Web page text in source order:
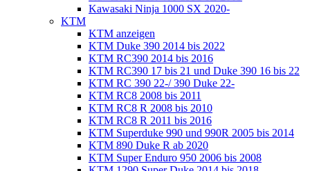
Kawasaki Ninja 1000 SX 2020-
KTM
KTM anzeigen
KTM Duke 390 2014 bis 2022
KTM RC390 2014 bis 2016
KTM RC390 17 bis 21 und Duke 390 16 bis 22
KTM RC 390 22-/ 390 Duke 22-
KTM RC8 2008 bis 2011
KTM RC8 R 2008 bis 2010
KTM RC8 R 2011 bis 2016
KTM Superduke 990 und 990R 2005 bis 2014
KTM 890 Duke R ab 2020
KTM Super Enduro 950 2006 bis 2008